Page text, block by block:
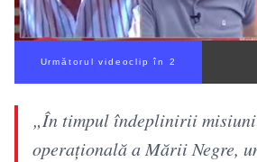
Următorul videoclip în 1
„În timpul îndeplinirii
operațională a Mării Negre,